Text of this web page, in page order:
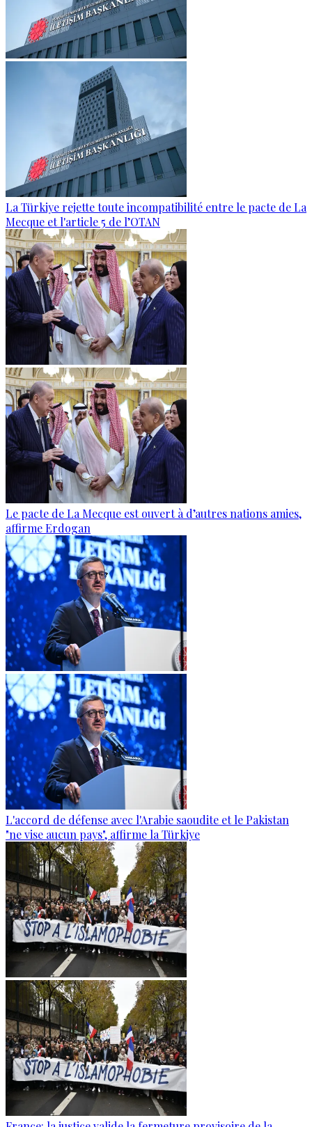
La Türkiye rejette toute incompatibilité entre le pacte de La
Mecque et l'article 5 de l’OTAN
Le pacte de La Mecque est ouvert à d’autres nations amies,
affirme Erdogan
L'accord de défense avec l'Arabie saoudite et le Pakistan
"ne vise aucun pays", affirme la Türkiye